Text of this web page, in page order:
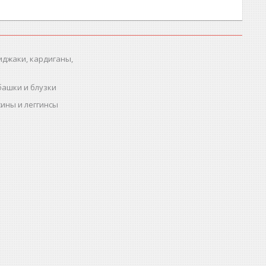
кардиганы,
и блузки
и леггинсы